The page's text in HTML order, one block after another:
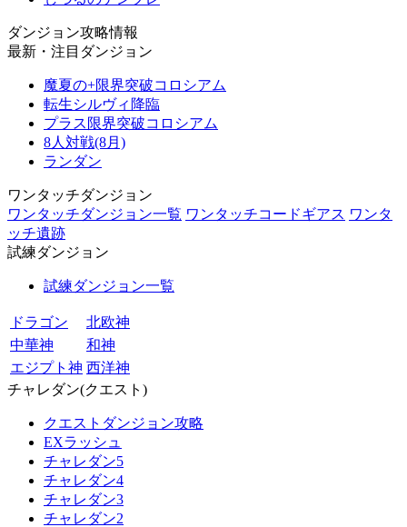
ダンジョン攻略情報
最新・注目ダンジョン
魔夏の+限界突破コロシアム
転生シルヴィ降臨
プラス限界突破コロシアム
8人対戦(8月)
ランダン
ワンタッチダンジョン
ワンタッチダンジョン一覧 ワンタッチコードギアス ワンタ
ッチ遺跡
試練ダンジョン
試練ダンジョン一覧
ドラゴン
北欧神
中華神
和神
エジプト神 西洋神
チャレダン(クエスト)
クエストダンジョン攻略
EXラッシュ
チャレダン5
チャレダン4
チャレダン3
チャレダン2